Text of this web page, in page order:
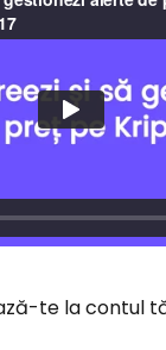
te la contul